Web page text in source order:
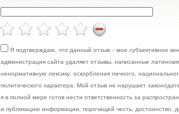
Я подтверждаю, что данный отзыв – мое субъективное
администрация сайта удаляет отзывы, написанные
ненормативную лексику, оскорбления личного,
политического характера. Мой отзыв не нарушает
я в полной мере готов нести ответственность за
и публикацию информации, порочащей честь, достоинство,